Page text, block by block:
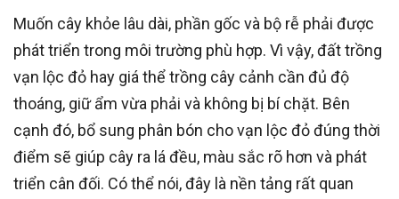
Muốn cây khỏe lâu dài, phần gốc và bộ rễ phải được
phát triển trong môi trường phù hợp. Vì vậy, đất trồng
vạn lộc đỏ hay giá thể trồng cây cảnh cần đủ độ
thoáng, giữ ẩm vừa phải và không bị bí chặt. Bên
cạnh đó, bổ sung phân bón cho vạn lộc đỏ đúng thời
điểm sẽ giúp cây ra lá đều, màu sắc rõ hơn và phát
triển cân đối. Có thể nói, đây là nền tảng rất quan